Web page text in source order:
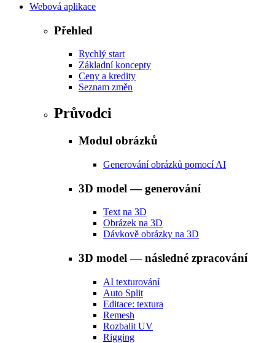
Webová aplikace
Přehled
Rychlý start
Základní koncepty
Ceny a kredity
Seznam změn
Průvodci
Modul obrázků
Generování obrázků pomocí AI
3D model — generování
Text na 3D
Obrázek na 3D
Dávkově obrázky na 3D
3D model — následné zpracování
AI texturování
Auto Split
Editace: textura
Remesh
Rozbalit UV
Rigging